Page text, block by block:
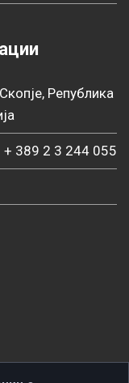
Република
+ 389 2 3 244 055